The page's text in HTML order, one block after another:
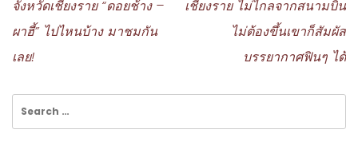
จังหวัดเชียงราย “ดอยช้าง –
ผาฮี้” ไปไหนบ้าง มาชมกัน
เลย!
เชียงราย ไม่ไกลจากสนามบิน
ไม่ต้องขึ้นเขาก็สัมผัส
บรรยากาศฟินๆ ได้
Search
for: